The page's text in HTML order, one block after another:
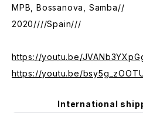
MPB, Bossanova, Samba//
2020////Spain///
https://youtu.be/
https://youtu.be/
International